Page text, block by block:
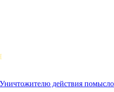
действия помыслов